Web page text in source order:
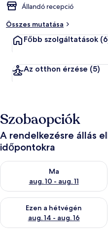
Állandó recepció
Összes mutatása
Főbb szolgáltatások
Az otthon érzése (5)
Szobaopciók
A rendelkezésre állás
időpontokra
Ma
aug. 10 - aug. 11
A ma esti rendelkezésre állás
Ezen a hétvégén
aug. 14 - aug. 16
A mostani hétvégi